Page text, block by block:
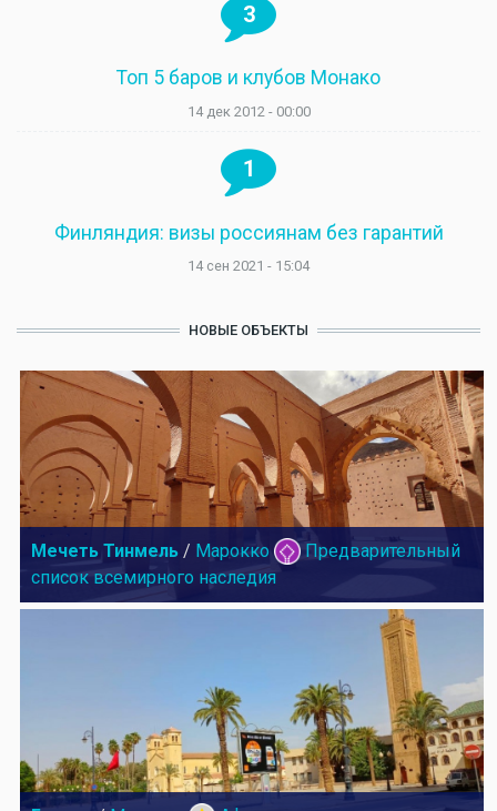
3
Топ 5 баров и клубов Монако
14 дек 2012 - 00:00
1
Финляндия: визы россиянам без гарантий
14 сен 2021 - 15:04
НОВЫЕ ОБЪЕКТЫ
Мечеть Тинмель / Марокко
Предварительный
список всемирного наследия